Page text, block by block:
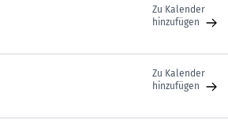
Zu Kalender
hinzufügen
Zu Kalender
hinzufügen